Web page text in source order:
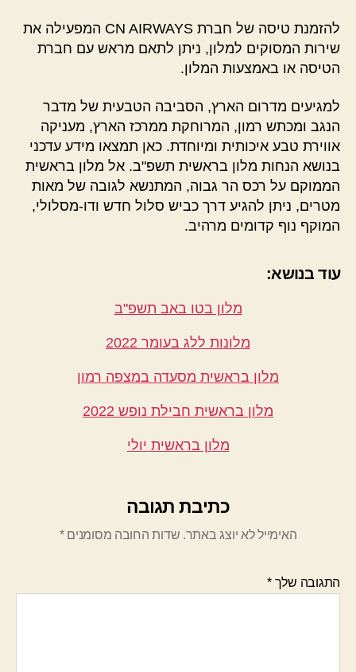
להזמנת טיסה של חברת CN AIRWAYS המפעילה את
שירות המסוקים למלון, ניתן לתאם מראש עם חברת
הטיסה או באמצעות המלון.
למגיעים מדרום הארץ, הסביבה הטבעית של מדבר
הנגב ומכתש רמון, המרוחקת ממרכז הארץ, מעניקה
אווירת טבע איכותית ומיוחדת. כאן תמצאו מידע עדכני
בנושא הנחות מלון בראשית תשפ"ב. אל מלון בראשית
הממוקם על רכס הר גבוה, המתנשא לגובה של מאות
מטרים, ניתן להגיע דרך כביש סלול חדש ודו-מסלולי,
המוקף נוף קדומים מרהיב.
עוד בנושא:
מלון בטו באב תשפ"ב
מלונות ללג בעומר 2022
מלון בראשית מסעדה במצפה רמון
מלון בראשית חבילת נופש 2022
מלון בראשית יולי
כתיבת תגובה
האימייל לא יוצג באתר. שדות החובה מסומנים*
התגובה שלך*